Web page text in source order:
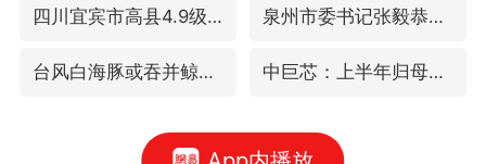
四川宜宾市高县4.9级地震致1人死亡 泉州市委书记张毅恭被查
台风白海豚或吞并鲸鱼 登陆地点更新 中巨芯：上半年归母净利润1405.77万元